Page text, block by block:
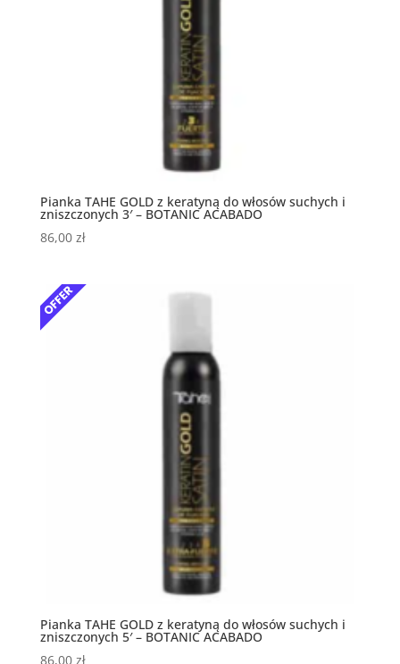
Pianka TAHE GOLD z keratyną do włosów suchych i
zniszczonych 3′ – BOTANIC ACABADO
86,00 zł
Pianka TAHE GOLD z keratyną do włosów suchych i
zniszczonych 5′ – BOTANIC ACABADO
86,00 zł